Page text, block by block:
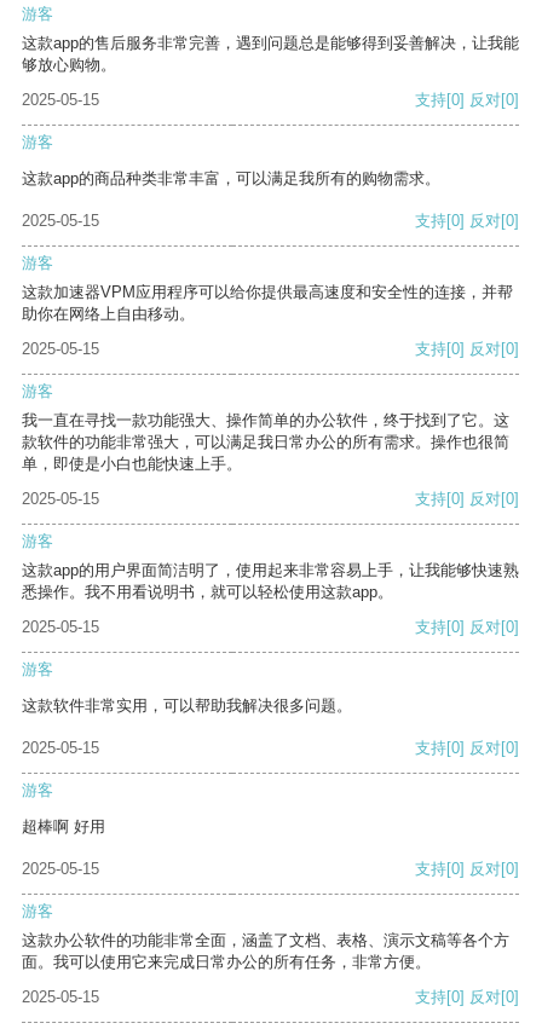
游客
这款app的售后服务非常完善，遇到问题总是能够得到妥善解决，让我能
够放心购物。
2025-05-15
支持[0] 反对[0]
游客
这款app的商品种类非常丰富，可以满足我所有的购物需求。
2025-05-15 支持[0] 反对[0]
游客
这款加速器VPM应用程序可以给你提供最高速度和安全性的连接，并帮
助你在网络上自由移动。
2025-05-15
支持[0] 反对[0]
游客
我一直在寻找一款功能强大、操作简单的办公软件，终于找到了它。这
款软件的功能非常强大，可以满足我日常办公的所有需求。操作也很简
单，即使是小白也能快速上手。
2025-05-15
支持[0] 反对[0]
游客
这款app的用户界面简洁明了，使用起来非常容易上手，让我能够快速熟
悉操作。我不用看说明书，就可以轻松使用这款app。
2025-05-15
支持[0] 反对[0]
游客
这款软件非常实用，可以帮助我解决很多问题。
2025-05-15 支持[0] 反对[0]
游客
超棒啊 好用
2025-05-15 支持[0] 反对[0]
游客
这款办公软件的功能非常全面，涵盖了文档、表格、演示文稿等各个方
面。我可以使用它来完成日常办公的所有任务，非常方便。
2025-05-15
支持[0] 反对[0]